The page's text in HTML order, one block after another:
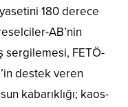
180 derece
AB’nin
sergilemesi, FETÖ-
destek veren
kabarıklığı; kaos-